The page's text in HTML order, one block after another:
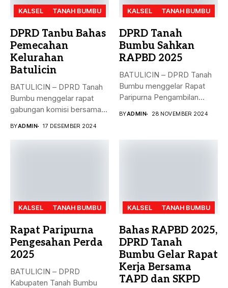
KALSEL TANAH BUMBU
DPRD Tanbu Bahas
Pemecahan
Kelurahan
Batulicin
BATULICIN – DPRD Tanah
Bumbu menggelar rapat
gabungan komisi bersama
BYADMIN 17 DESEMBER 2024
KALSEL TANAH BUMBU
DPRD Tanah
Bumbu Sahkan
RAPBD 2025
BATULICIN – DPRD Tanah
Bumbu menggelar Rapat
Paripurna Pengambilan
BYADMIN 28 NOVEMBER 2024
KALSEL TANAH BUMBU
Rapat Paripurna
Pengesahan Perda
2025
BATULICIN – DPRD
Kabupaten Tanah Bumbu
KALSEL TANAH BUMBU
Bahas RAPBD 2025,
DPRD Tanah
Bumbu Gelar Rapat
Kerja Bersama
TAPD dan SKPD